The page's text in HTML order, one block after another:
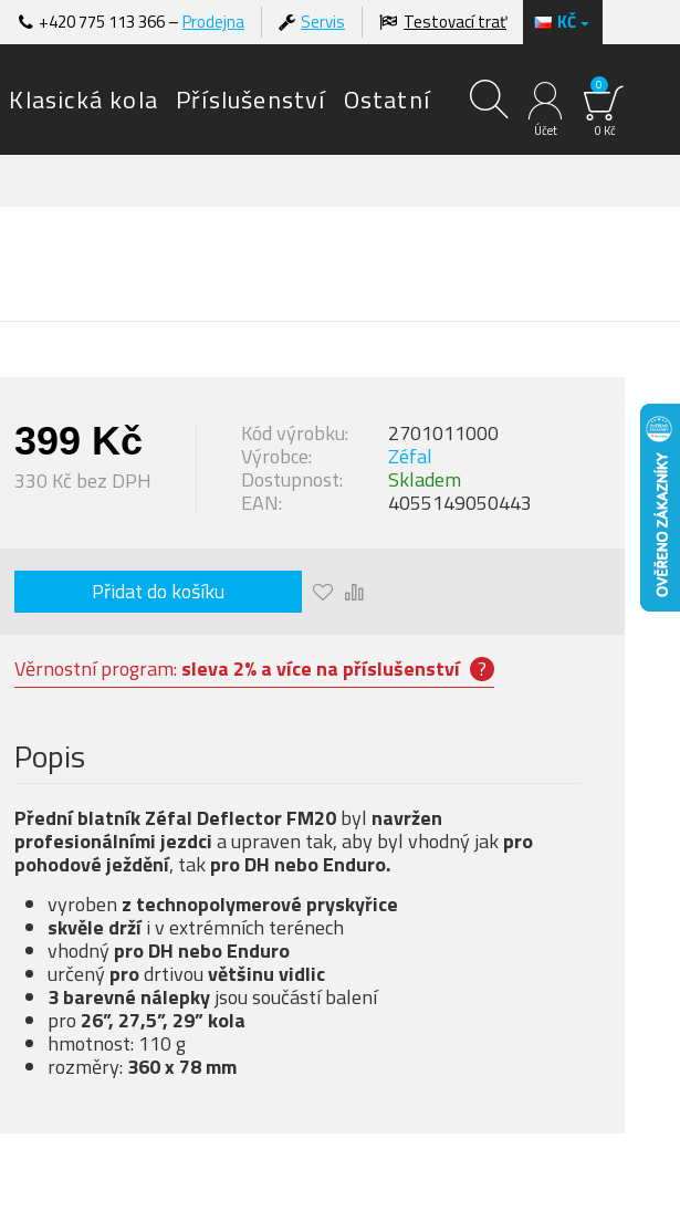
KČ
+420 775 113 366 –Prodejna Servis Testovací trať
Klasická kola Příslušenství Ostatní
Účet 0 Kč
0
399 Kč
330 Kč bez DPH Dostupnost: Skladem
Výrobce: Zéfal
Kód výrobku: 2701011000
EAN: 4055149050443
Přidat do košíku
Věrnostní program: sleva 2% a více na příslušenství ?
Popis
Přední blatník Zéfal Deflector FM20byl navržen
profesionálními jezdcia upraven tak, aby byl vhodný jakpro
pohodové ježdění, takpro DH nebo Enduro.
vyroben z technopolymerové pryskyřice
skvěle držíi v extrémních terénech
vhodný pro DH nebo Enduro
určený prodrtivouvětšinu vidlic
3 barevné nálepkyjsou součástí balení
pro 26”, 27,5”, 29” kola
hmotnost: 110 g
rozměry: 360 x 78 mm